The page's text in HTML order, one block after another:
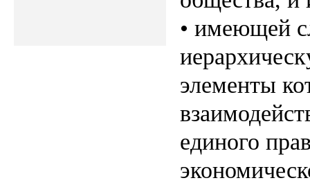
• имеющей
элементы
единого